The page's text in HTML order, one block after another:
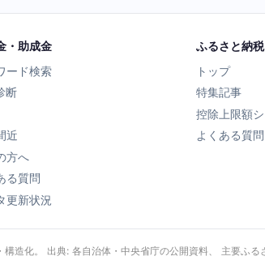
・助成金
ード検索
断
近
方へ
る質問
更新状況
ふるさと納税
トップ
特集記事
控除上限額
よくある質問
造化。 出典: 各自治体・中央省庁の公開資料、 主要ふ